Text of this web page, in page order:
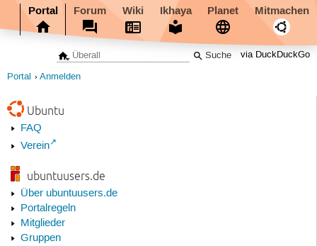
Portal Forum Wiki Ikhaya Planet Mitmachen
via DuckDuckGo
Portal Anmelden
Ubuntu
FAQ
Verein
ubuntuusers.de
Über ubuntuusers.de
Portalregeln
Mitglieder
Gruppen